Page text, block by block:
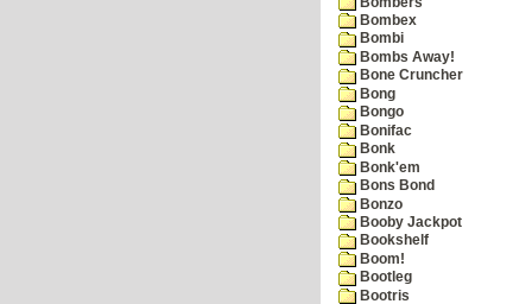
Bombex
Bombi
Bombs Away!
Bone Cruncher
Bong
Bongo
Bonifac
Bonk
Bonk'em
Bons Bond
Bonzo
Booby Jackpot
Bookshelf
Boom!
Bootleg
Bootris